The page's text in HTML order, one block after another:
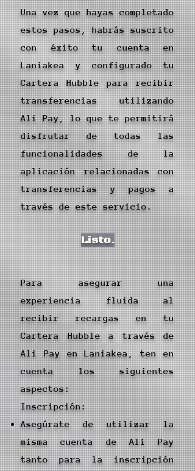
Una vez que hayas completado
estos pasos, habrás suscrito
con éxito tu cuenta en
Laniakea y configurado tu
Cartera Hubble para recibir
transferencias utilizando
Ali Pay, lo que te permitirá
disfrutar de todas las
funcionalidades de la
aplicación relacionadas con
transferencias y pagos a
través de este servicio.
Listo.
Para asegurar una
experiencia fluida al
recibir recargas en tu
Cartera Hubble a través de
Ali Pay en Laniakea, ten en
cuenta los siguientes
aspectos:
Inscripción:
Asegúrate de utilizar la
misma cuenta de Ali Pay
tanto para la inscripción